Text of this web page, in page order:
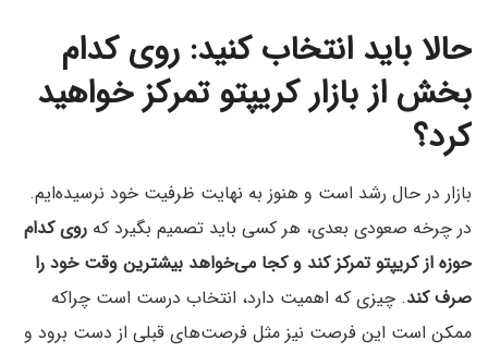
حالا باید انتخاب کنید: روی کدام
بخش از بازار کریپتو تمرکز خواهید
کرد؟
بازار در حال رشد است و هنوز به نهایت ظرفیت خود نرسیده‌ایم.
در چرخه صعودی بعدی، هر کسی باید تصمیم بگیرد که روی کدام
حوزه از کریپتو تمرکز کند و کجا می‌خواهد بیشترین وقت خود را
صرف کند. چیزی که اهمیت دارد، انتخاب درست است چراکه
ممکن است این فرصت نیز مثل فرصت‌های قبلی از دست برود و